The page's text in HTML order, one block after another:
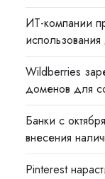
ИТ-компании
Wildberries
доменов для
Банки с
внесения
Pinterest